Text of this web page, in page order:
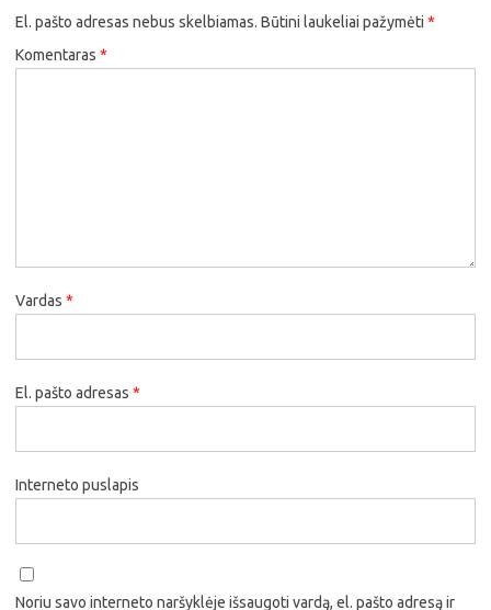
El. pašto adresas nebus skelbiamas. Būtini laukeliai pažymėti *
Komentaras *
Vardas *
El. pašto adresas *
Interneto puslapis
Noriu savo interneto naršyklėje išsaugoti vardą, el. pašto adresą ir